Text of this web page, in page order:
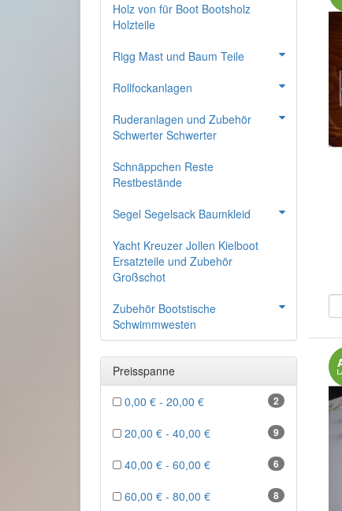
Holz von für Boot Bootsholz
Holzteile
Rigg Mast und Baum Teile
Rollfockanlagen
Ruderanlagen und Zubehör
Schwerter Schwerter
Schnäppchen Reste
Restbestände
Segel Segelsack Baumkleid
Yacht Kreuzer Jollen Kielboot
Ersatzteile und Zubehör
Großschot
Zubehör Bootstische
Schwimmwesten
Preisspanne
2
0,00 € - 20,00 €
9
20,00 € - 40,00 €
6
40,00 € - 60,00 €
8
60,00 € - 80,00 €